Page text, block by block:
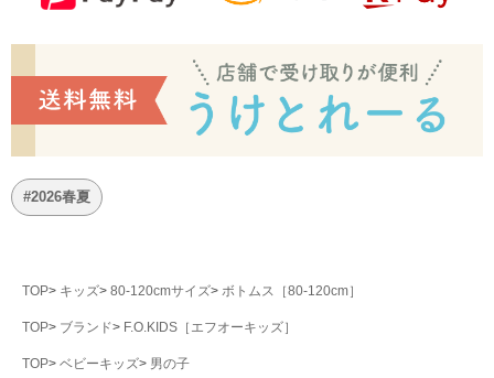
#2026春夏
TOP キッズ 80-120cmサイズ ボトムス［80-120cm］
TOP ブランド F.O.KIDS［エフオーキッズ］
TOP ベビーキッズ 男の子